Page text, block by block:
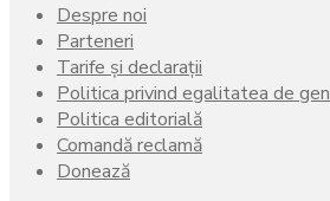
Despre noi
Parteneri
Tarife și declarații
Politica privind egalitatea de gen
Politica editorială
Comandă reclamă
Donează